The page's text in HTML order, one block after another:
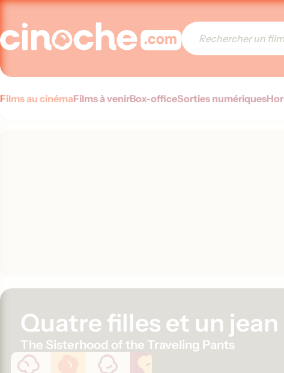
Films au cinémaFilms à venirBox-officeSorties numériques
Quatre filles et un jean
The Sisterhood of the Traveling Pants